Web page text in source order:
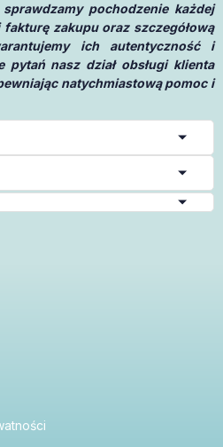
pochodzenie każdej
zakupu oraz szczegółową
ich autentyczność i
pytań nasz dział obsługi klienta
natychmiastową pomoc i